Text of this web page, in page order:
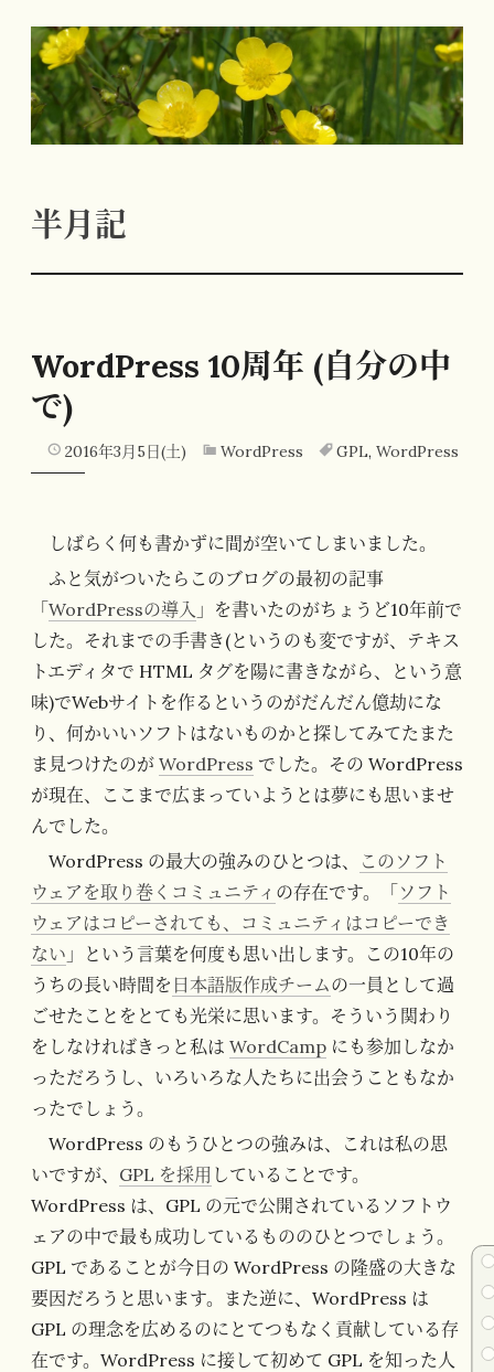
コ
ン
テ
ン
ス
半月記
WordPress 10周年 (自分の中
で)
2016年3月5日(土) WordPress GPL,WordPress
しばらく何も書かずに間が空いてしまいました。
ふと気がついたらこのブログの最初の記事
「WordPressの導入 」を書いたのがちょうど10年前で
した。それまでの手書き(というのも変ですが、テキス
トエディタで HTML タグを陽に書きながら、という意
味)でWebサイトを作るというのがだんだん億劫にな
り、何かいいソフトはないものかと探してみてたまた
ま見つけたのが WordPress でした。その WordPress
が現在、ここまで広まっていようとは夢にも思いませ
んでした。
WordPress の最大の強みのひとつは、
このソフト
ウェアを取り巻くコミュニティ の存在です。「ソフト
ウェアはコピーされても、コミュニティはコピーでき
ない 」という言葉を何度も思い出します。この10年の
うちの長い時間を 日本語版作成チームの一員として過
ごせたことをとても光栄に思います。そういう関わり
をしなければきっと私は WordCamp にも参加しなか
っただろうし、いろいろな人たちに出会うこともなか
ったでしょう。
WordPress のもうひとつの強みは、これは私の思
いですが、 GPL を採用 していることです。
WordPress は、GPL の元で公開されているソフトウ
ェアの中で最も成功しているもののひとつでしょう。
GPL であることが今日の WordPress の隆盛の大きな
要因だろうと思います。また逆に、WordPress は
GPL の理念を広めるのにとてつもなく貢献している存
在です。WordPress に接して初めて GPL を知った人